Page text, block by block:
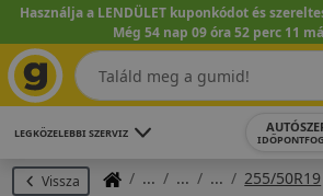
Használja a LENDÜLET kuponkódot és
Még 54 nap 09 óra 52 perc 11
LEGKÖZELEBBI SZERVIZ
Vissza
255/50R19